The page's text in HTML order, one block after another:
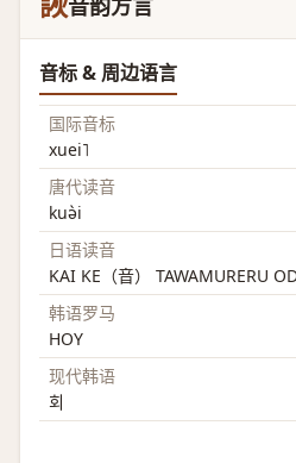
音韵方言
音标 & 周边语言
国际音标
xuei˥
唐代读音
kuə̀i
日语读音
KAI KE（音） TAWAMURERU
韩语罗马
HOY
现代韩语
회